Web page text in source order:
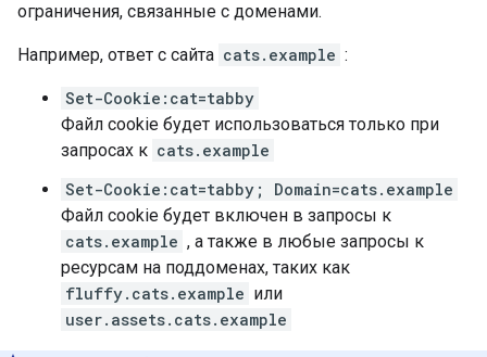
ограничения, связанные с доменами.
Например, ответ с сайта cats.example :
Set-Cookie:cat=tabby
Файл cookie будет использоваться только при
запросах к cats.example
Set-Cookie:cat=tabby; Domain=cats.example
Файл cookie будет включен в запросы к
cats.example , а также в любые запросы к
ресурсам на поддоменах, таких как
fluffy.cats.example или
user.assets.cats.example